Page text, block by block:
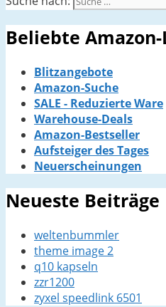
Beliebte
Blitzangebote
Amazon-Suche
SALE - Reduzierte Ware
Warehouse-Deals
Amazon-Bestseller
Aufsteiger des Tages
Neuerscheinungen
Neueste Beiträge
weltenbummler
theme image 2
q10 kapseln
zzr1200
zyxel speedlink 6501